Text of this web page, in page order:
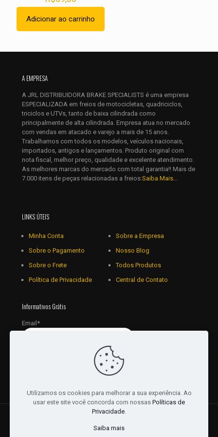
mail
*
Salvar meus dados neste navegador para a próxima vez que
eu comentar.
Adicionar ao carrinho
A EMPRESA
A JRL DISTRIBUIDORA BRAKE SPECIALISTS é uma empresa
ESPECIALIZADA em freios de motocicletas, quadriciclos,
triciclos e UTVs, tanto de baixa cilindrada como
principalmente de alta cilindrada. Empresa atua no mercado
com vendas em atacado e varejo a mais de 15 anos.
Trabalhamos com todos os modelos, veículos nacionais,
importados, antigos e lançamentos. Produto original com
nota fiscal, melhor preço, qualidade e excelente atendimento.
As melhores marcas do mercado com total garantia!! Mais de
7.000 itens de peças relacionadas a freios:Saiba Mais...
LINKS ÚTEIS
Minha Conta
Sobre o Pagamento
Sobre o Frete
Política de Privacidade
Sobre a Empresa
Nosso Blog
Todos Produtos
Central de Contato
Informativos Grátis
Email*
Distribuidora Ltda - CNPJ: 16757010/0001-06. | Desenvolvido
Utilizamos os cookies para melhorar a sua experiência. Ao
usar este site você concorda com nossas Políticas de
Privacidade.
Saiba mais